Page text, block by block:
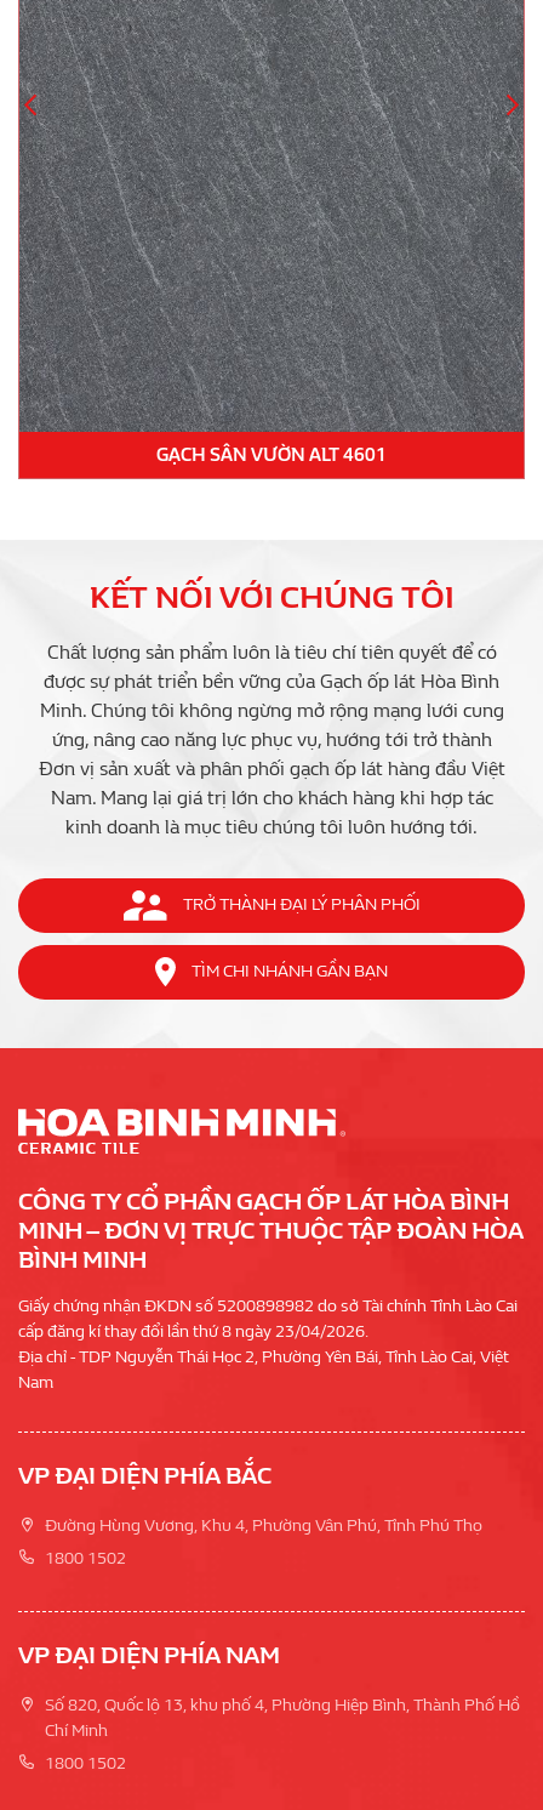
GẠCH LÁT NỀN 22.N.660.3643
KẾT NỐI VỚI CHÚNG TÔI
Chất lượng sản phẩm luôn là tiêu chí tiên quyết để có
được sự phát triển bền vững của Gạch ốp lát Hòa Bình
Minh. Chúng tôi không ngừng mở rộng mạng lưới cung
ứng, nâng cao năng lực phục vụ, hướng tới trở thành
Đơn vị sản xuất và phân phối gạch ốp lát hàng đầu Việt
Nam. Mang lại giá trị lớn cho khách hàng khi hợp tác
kinh doanh là mục tiêu chúng tôi luôn hướng tới.
TRỞ THÀNH ĐẠI LÝ PHÂN PHỐI
TÌM CHI NHÁNH GẦN BẠN
CÔNG TY CỔ PHẦN GẠCH ỐP LÁT HÒA BÌNH
MINH – ĐƠN VỊ TRỰC THUỘC TẬP ĐOÀN HÒA
BÌNH MINH
Giấy chứng nhận ĐKDN số 5200898982 do sở Tài chính Tỉnh Lào Cai
cấp đăng kí thay đổi lần thứ 8 ngày 23/04/2026.
Địa chỉ - TDP Nguyễn Thái Học 2, Phường Yên Bái, Tỉnh Lào Cai, Việt
Nam
VP ĐẠI DIỆN PHÍA BẮC
Đường Hùng Vương, Khu 4, Phường Vân Phú, Tỉnh Phú Thọ
1800 1502
VP ĐẠI DIỆN PHÍA NAM
Số 820, Quốc lộ 13, khu phố 4, Phường Hiệp Bình, Thành Phố Hồ
Chí Minh
1800 1502